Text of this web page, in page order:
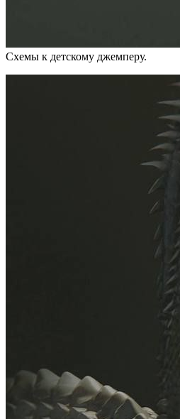
Схемы к детскому джемперу.